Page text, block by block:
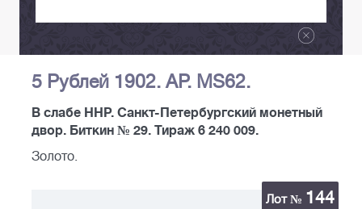
5 Рублей 1902. АР. MS62.
В слабе ННР. Санкт-Петербургский монетный
двор. Биткин № 29. Тираж 6 240 009.
Золото.
Лот № 144